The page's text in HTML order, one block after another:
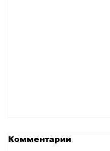
Комментарии